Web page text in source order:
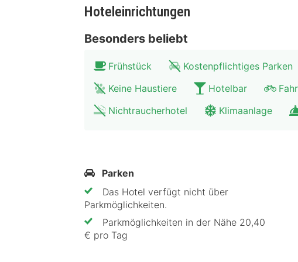
berühmten Malers, Johannes Vermeer.
Hoteleinrichtungen
Besonders beliebt
Frühstück Kostenpflichtiges Parken
Keine Haustiere
Hotelbar
Nichtraucherhotel
Klimaanlage
Parken
Parkmöglichkeiten.
€ pro Tag